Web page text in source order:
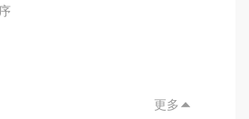
更多 